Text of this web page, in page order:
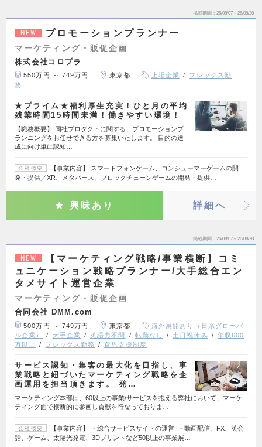
掲載期間 26/08/07～26/08/20
NEW プロモーションプランナー
マーケティング・販促企画
株式会社コロプラ
550万円 ～ 749万円 東京都 上場企業
フレックス勤
務
★プライム★福利厚生充実！ひと月の平均
残業時間15時間未満！働きやすい環境！
【職務概要】 同社プロダクトに関する、プロモーションプ
ランニングをお任せできる方を募集いたします。 目的の達
成に向け単に認知…
会社概要
【事業内容】 スマートフォンゲーム、コンシューマーゲームの開
発・提供／XR、メタバース、ブロックチェーンゲームの開発・提供…
興味あり 詳細へ
掲載期間 26/08/07～26/08/20
NEW
【マーケティング戦略/事業横断】コミ
ュニケーション戦略プランナー/大手総合エン
タメサイト運営企業
マーケティング・販促企画
合同会社 DMM.com
500万円 ～ 749万円 東京都
海外展開あり（日系グローバ
ル企業）
大手企業 英語力不問 転勤なし 土日祝休み
年収600
万以上
フレックス勤務 育児支援制度
サービス認知・集客の最大化を目指し、事
業戦略と紐づいたマーケティング戦略を企
画運用を担当頂きます。 発…
マーケティング本部は、60以上の事業/サービスを抱える弊社において、マーケ
ティング面で横断的に参画し貢献を行なっておりま…
会社概要
【事業内容】 ・総合サービスサイトの運営 ・動画配信、FX、英会
話、ゲーム、太陽光発電、3Dプリントなど50以上の事業展…